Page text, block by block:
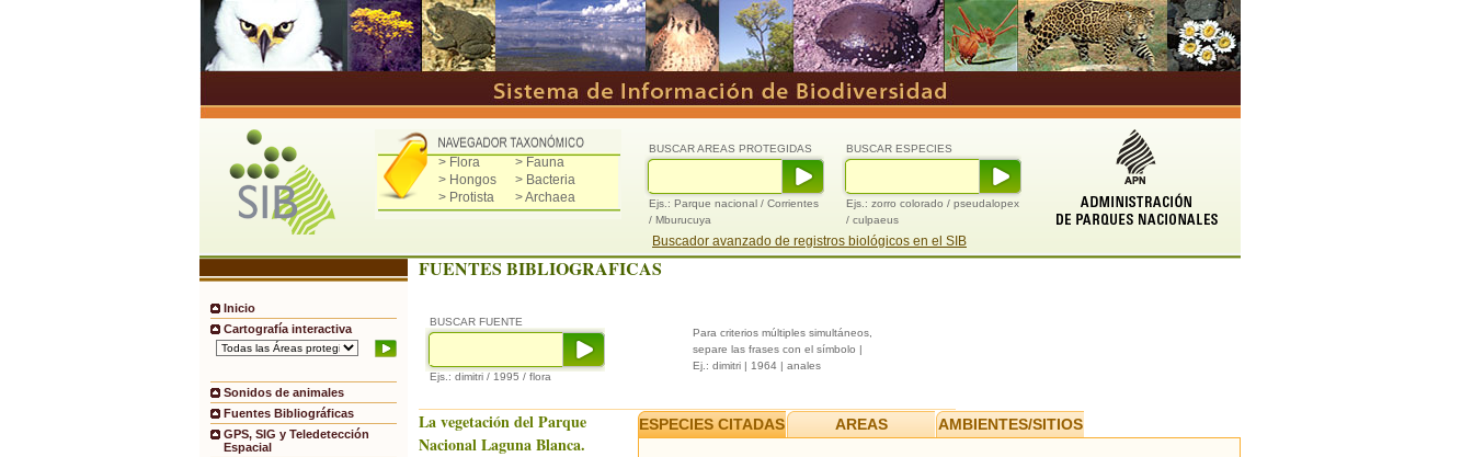
> Flora
> Fauna
> Hongos
> Bacteria
> Protista
> Archaea
BUSCAR ESPECIES
Ejs.: zorro colorado / pseudalopex
/ culpaeus
BUSCAR AREAS PROTEGIDAS
Ejs.: Parque nacional / Corrientes
/ Mburucuya
Buscador avanzado de registros biológicos en el SIB
Inicio
Cartografía interactiva
Sonidos de animales
Fuentes Bibliográficas
GPS, SIG y Teledetección
Espacial
FUENTES BIBLIOGRAFICAS
BUSCAR FUENTE
Ejs.: dimitri / 1995 / flora
Para criterios múltiples simultáneos,
separe las frases con el símbolo |
Ej.: dimitri | 1964 | anales
La vegetación del Parque
Nacional Laguna Blanca.
ESPECIES CITADAS AREAS AMBIENTES/SITIOS